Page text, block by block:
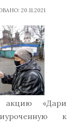
20.11.2021
акцию «Дари
к